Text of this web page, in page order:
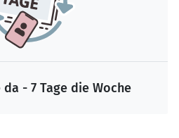
- 7 Tage die Woche